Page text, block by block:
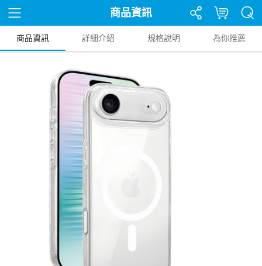
商品資訊
商品資訊 詳細介紹 規格說明 為你推薦